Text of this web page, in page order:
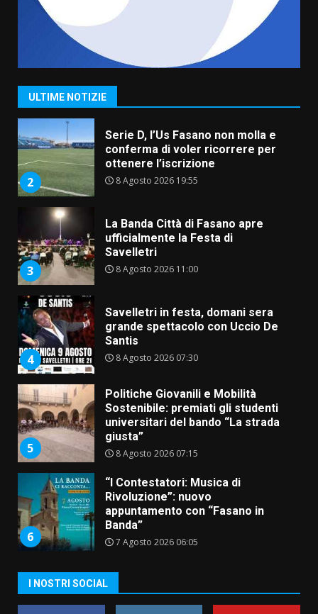
ULTIME NOTIZIE
7 Agosto 2026 06:00
1
Grande successo per la “Sagra
del Pesce Spada” a Savelletri
9 Agosto 2026 07:32
2
Serie D, l’Us Fasano non molla e
conferma di voler ricorrere per
ottenere l’iscrizione
8 Agosto 2026 19:55
3
La Banda Città di Fasano apre
ufficialmente la Festa di
Savelletri
8 Agosto 2026 11:00
4
Savelletri in festa, domani sera
grande spettacolo con Uccio De
Santis
8 Agosto 2026 07:30
5
Politiche Giovanili e Mobilità
Sostenibile: premiati gli studenti
universitari del bando “La strada
giusta”
8 Agosto 2026 07:15
6
“I Contestatori: Musica di
Rivoluzione”: nuovo
appuntamento con “Fasano in
Banda”
7 Agosto 2026 06:05
amarezza per esclusione dal
campionato di calcio”
I NOSTRI SOCIAL